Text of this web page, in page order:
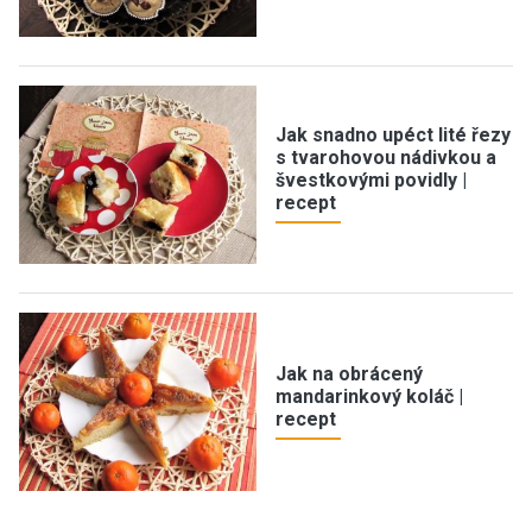
Jak snadno upéct lité řezy
s tvarohovou nádivkou a
švestkovými povidly |
recept
Jak na obrácený
mandarinkový koláč |
recept